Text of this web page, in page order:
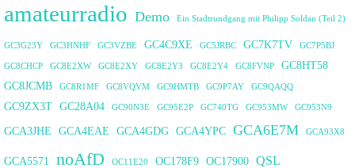
amateurradio Demo Ein Stadtrundgang mit Philipp Soldan (Teil 2)
GC3G23Y GC3HNHF GC3VZBE GC4C9XE GC5JRBC GC7K7TV GC7P5BJ
GC8CHCP GC8E2XW GC8E2XY GC8E2Y3 GC8E2Y4 GC8FVNP
GC8HT58
GC8JCMB
GC8R1MF GC8VQVM GC9HMTB GC9P7AY GC9QAQQ
GC9ZX3T GC28A04 GC90N3E GC95E2P GC740TG GC953MW GC953N9
GCA3JHE GCA4EAE GCA4GDG GCA4YPC GCA6E7M GCA93X8
GCA5571 noAfD OC11E20 OC178F9 OC17900 QSL